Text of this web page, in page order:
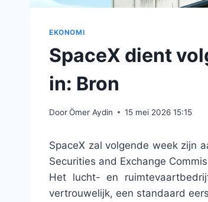
EKONOMI
SpaceX dient
in: Bron
DoorÖmer Aydin 15 mei 2026 15:15
SpaceX zal volgende week zijn
Securities and Exchange
Het lucht- en
vertrouwelijk, een standaard